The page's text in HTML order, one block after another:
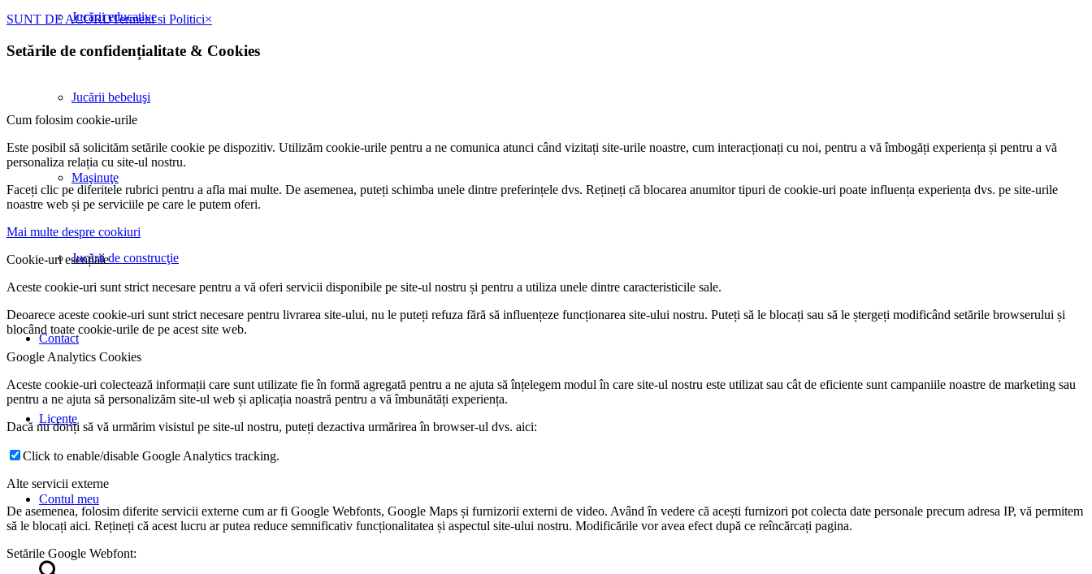
Jucării educative
Jucării bebeluşi
Maşinuţe
Jucării de construcţie
Contact
Licențe
Contul meu
SUNT DE ACORDTermeni si Politici×
Setările de confidențialitate & Cookies
Cum folosim cookie-urile
Este posibil să solicităm setările cookie pe dispozitiv. Utilizăm cookie-urile pentru a ne comunica atunci când vizitați site-urile noastre, cum interacționați cu noi, pentru a vă îmbogăți experiența și pentru a vă
personaliza relația cu site-ul nostru.
Faceți clic pe diferitele rubrici pentru a afla mai multe. De asemenea, puteți schimba unele dintre preferințele dvs. Rețineți că blocarea anumitor tipuri de cookie-uri poate influența experiența dvs. pe site-urile
noastre web și pe serviciile pe care le putem oferi.
Mai multe despre cookiuri
Cookie-uri esențiale
Aceste cookie-uri sunt strict necesare pentru a vă oferi servicii disponibile pe site-ul nostru și pentru a utiliza unele dintre caracteristicile sale.
Deoarece aceste cookie-uri sunt strict necesare pentru livrarea site-ului, nu le puteți refuza fără să influențeze funcționarea site-ului nostru. Puteți să le blocați sau să le ștergeți modificând setările browserului și
blocând toate cookie-urile de pe acest site web.
Google Analytics Cookies
Aceste cookie-uri colectează informații care sunt utilizate fie în formă agregată pentru a ne ajuta să înțelegem modul în care site-ul nostru este utilizat sau cât de eficiente sunt campaniile noastre de marketing sau
pentru a ne ajuta să personalizăm site-ul web și aplicația noastră pentru a vă îmbunătăți experiența.
Dacă nu doriți să vă urmărim visistul pe site-ul nostru, puteți dezactiva urmărirea în browser-ul dvs. aici:
Click to enable/disable Google Analytics tracking.
Alte servicii externe
De asemenea, folosim diferite servicii externe cum ar fi Google Webfonts, Google Maps și furnizorii externi de video. Având în vedere că acești furnizori pot colecta date personale precum adresa IP, vă permitem
să le blocați aici. Rețineți că acest lucru ar putea reduce semnificativ funcționalitatea și aspectul site-ului nostru. Modificările vor avea efect după ce reîncărcați pagina.
Setările Google Webfont: